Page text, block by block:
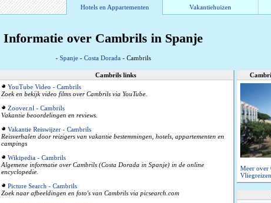
Hotels en Appartementen Vakantiehuizen
Informatie over Cambrils in Spanje
- Spanje- Costa Dorada- Cambrils
Cambrils links
YouTube Video - Cambrils
Zoek en bekijk video films over Cambrils via YouTube.
Zoover.nl - Cambrils
Vakantie beoordelingen en reviews.
Vakantie Reiswijzer - Cambrils
Reisverhalen door reizigers van vakantie bestemmingen, hotels, appartementen en
campings
Wikipedia - Cambrils
Algemene informatie over Cambrils (Costa Dorada in Spanje) in de online
encyclopedie.
Picture Search - Cambrils
Zoek naar afbeeldingen en foto's van Cambrils via picsearch.com
Meer over